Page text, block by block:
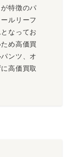
特徴のパ
ルリーフ
なってお
め高価買
ンツ、オ
高価買取